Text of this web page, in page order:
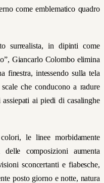
come emblematico quadro
surrealista, in dipinti come
Giancarlo Colombo elimina
finestra, intessendo sulla tela
che conducono a radure
ai piedi di casalinghe
le linee morbidamente
delle composizioni aumenta
sconcertanti e fiabesche,
posto giorno e notte, natura